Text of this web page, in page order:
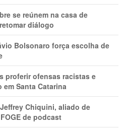
se reúnem na casa de
diálogo
Bolsonaro força escolha de
proferir ofensas racistas e
Santa Catarina
Jeffrey Chiquini, aliado de
de podcast